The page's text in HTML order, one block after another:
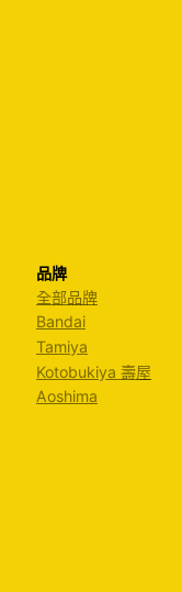
品牌
全部品牌
Bandai
Tamiya
Kotobukiya 壽屋
Aoshima